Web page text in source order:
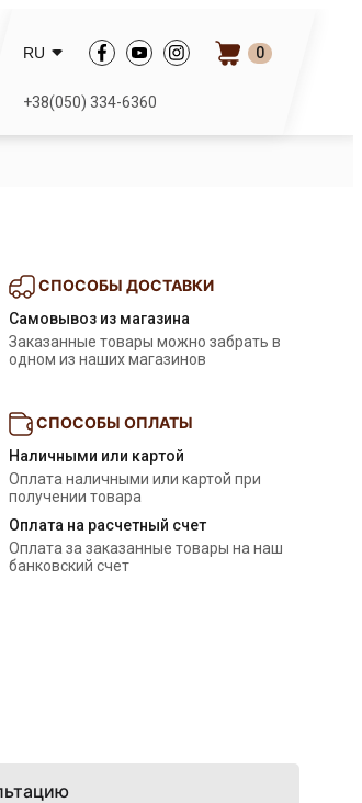
RU 0
+38(050) 334-6360
СПОСОБЫ ДОСТАВКИ
Самовывоз из магазина
Заказанные товары можно забрать в
одном из наших магазинов
СПОСОБЫ ОПЛАТЫ
Наличными или картой
Оплата наличными или картой при
получении товара
Оплата на расчетный счет
Оплата за заказанные товары на наш
банковский счет